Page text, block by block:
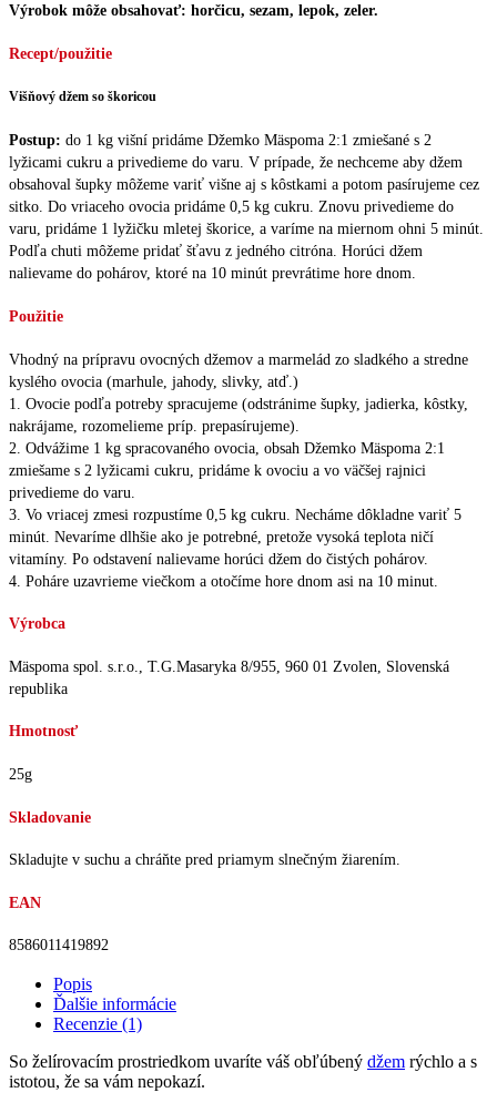
Výrobok môže obsahovať: horčicu, sezam, lepok, zeler.
Recept/použitie
Višňový džem so škoricou
Postup: do 1 kg višní pridáme Džemko Mäspoma 2:1 zmiešané s 2
lyžicami cukru a privedieme do varu. V prípade, že nechceme aby džem
obsahoval šupky môžeme variť višne aj s kôstkami a potom pasírujeme cez
sitko. Do vriaceho ovocia pridáme 0,5 kg cukru. Znovu privedieme do
varu, pridáme 1 lyžičku mletej škorice, a varíme na miernom ohni 5 minút.
Podľa chuti môžeme pridať šťavu z jedného citróna. Horúci džem
nalievame do pohárov, ktoré na 10 minút prevrátime hore dnom.
Použitie
Vhodný na prípravu ovocných džemov a marmelád zo sladkého a stredne
kyslého ovocia (marhule, jahody, slivky, atď.)
1. Ovocie podľa potreby spracujeme (odstránime šupky, jadierka, kôstky,
nakrájame, rozomelieme príp. prepasírujeme).
2. Odvážime 1 kg spracovaného ovocia, obsah Džemko Mäspoma 2:1
zmiešame s 2 lyžicami cukru, pridáme k ovociu a vo väčšej rajnici
privedieme do varu.
3. Vo vriacej zmesi rozpustíme 0,5 kg cukru. Necháme dôkladne variť 5
minút. Nevaríme dlhšie ako je potrebné, pretože vysoká teplota ničí
vitamíny. Po odstavení nalievame horúci džem do čistých pohárov.
4. Poháre uzavrieme viečkom a otočíme hore dnom asi na 10 minut.
Výrobca
Mäspoma spol. s.r.o., T.G.Masaryka 8/955, 960 01 Zvolen, Slovenská
republika
Hmotnosť
25g
Skladovanie
Skladujte v suchu a chráňte pred priamym slnečným žiarením.
EAN
8586011419892
Popis
Ďalšie informácie
Recenzie (1)
So želírovacím prostriedkom uvaríte váš obľúbený džem rýchlo a s
istotou, že sa vám nepokazí.